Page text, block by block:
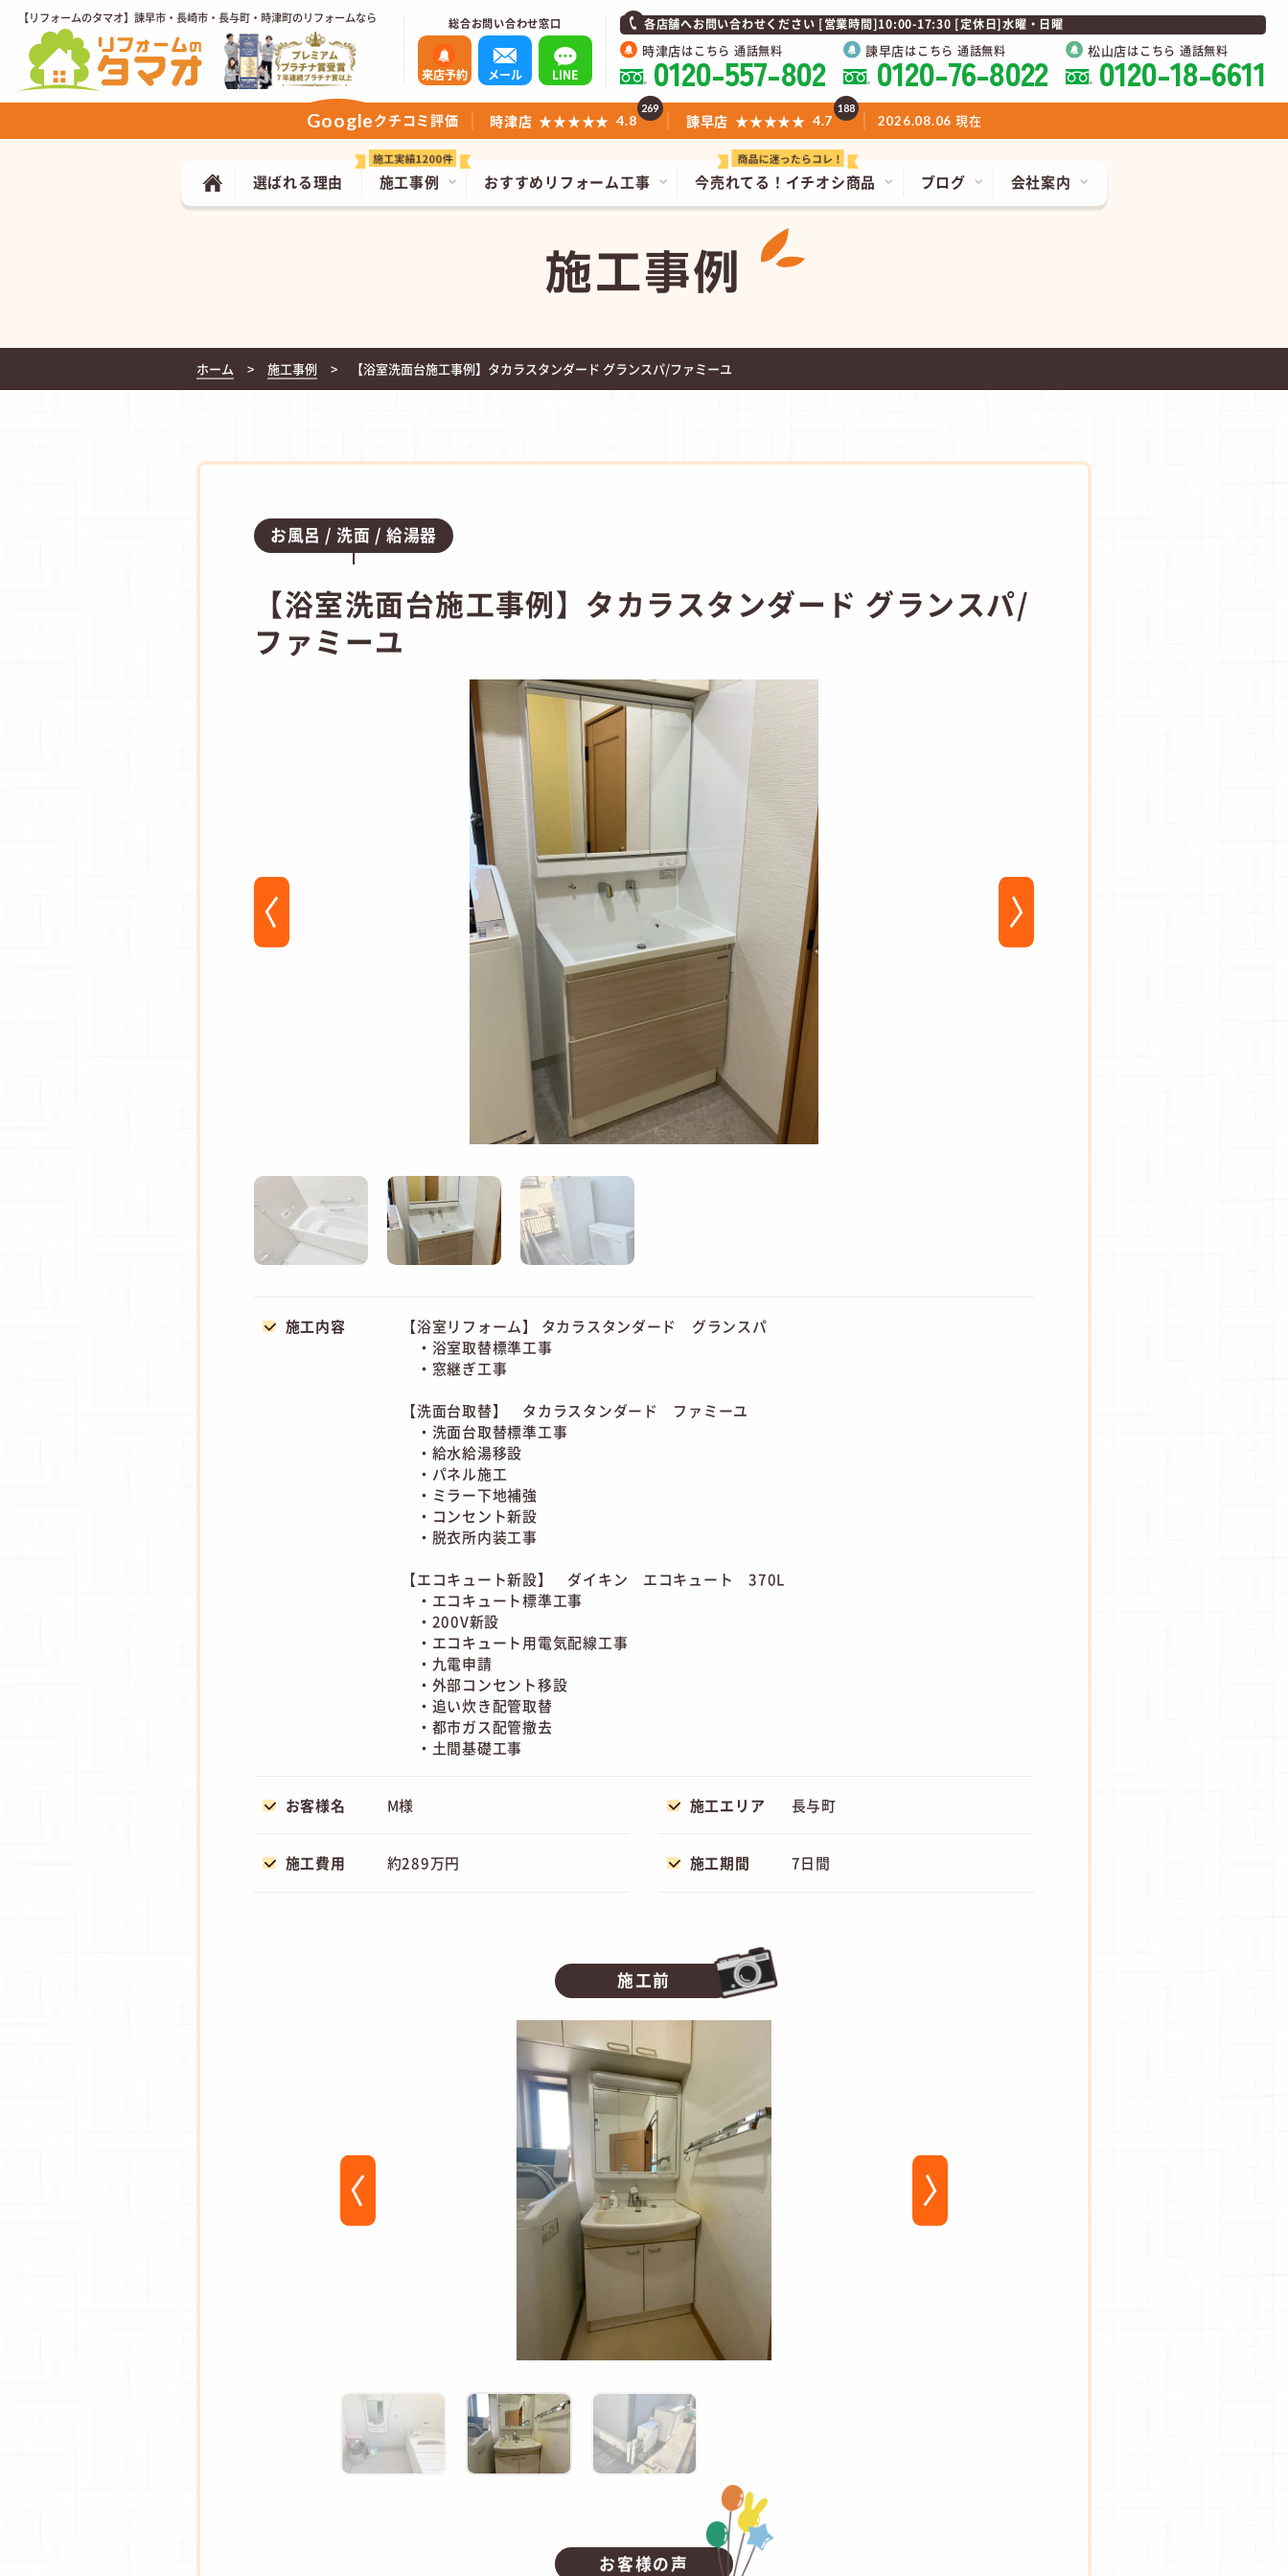
【リフォームのタマオ】諫早市・長崎市・長与町・時津町のリフォームなら 総合お問い合わせ窓口
来店予約 メール LINE
各店舗へお問い合わせください [営業時間]10:00-17:30 [定休日]水曜・日曜
時津店はこちら 通話無料
0120-557-802 諫早店はこちら 通話無料
0120-76-8022 松山店はこちら 通話無料
0120-18-6611
今売れてる！ イチオシ商品
施工事例 おすすめリフォーム工事
選ばれる理由 ブログ 会社案内
Googleクチコミ評価 時津店 ★★★★★ 4.8
269
諫早店 ★★★★★ 4.7
188
2026.08.06 現在
施工事例
ホーム 施工事例 【浴室洗面台施工事例】タカラスタンダード グランスパ/ファミーユ
お風呂 洗面 給湯器
【浴室洗面台施工事例】タカラスタンダード グランスパ/
ファミーユ
施工内容
【浴室リフォーム】 タカラスタンダード グランスパ
・浴室取替標準工事
・窓継ぎ工事
【洗面台取替】 タカラスタンダード ファミーユ
・洗面台取替標準工事
・給水給湯移設
・パネル施工
・ミラー下地補強
・コンセント新設
・脱衣所内装工事
【エコキュート新設】 ダイキン エコキュート 370L
・エコキュート標準工事
・200V新設
・エコキュート用電気配線工事
・九電申請
・外部コンセント移設
・追い炊き配管取替
・都市ガス配管撤去
・土間基礎工事
お客様名 M様 施工エリア 長与町
施工費用 約289万円 施工期間 7日間
施工前
お客様の声